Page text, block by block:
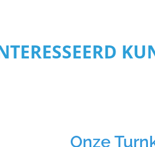
Onze